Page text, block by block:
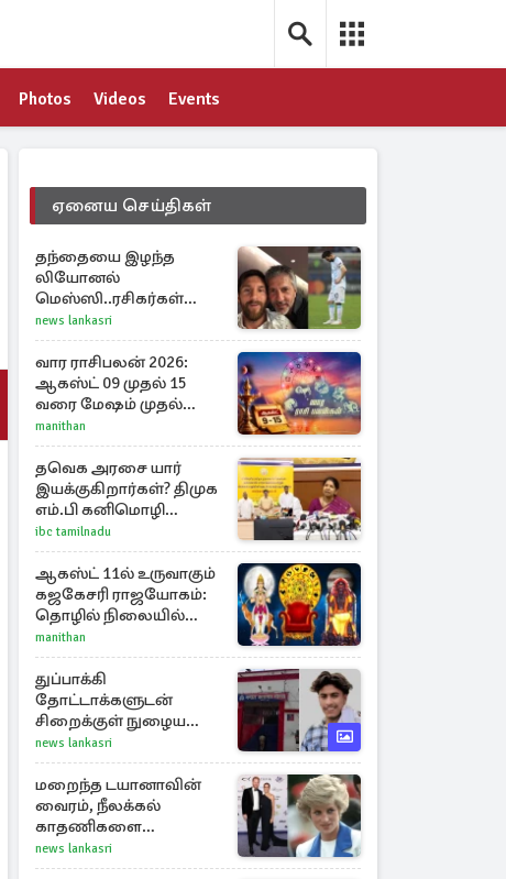
Photos Videos Events
ஏனைய செய்திகள்
தந்தையை இழந்த
லியோனல்
மெஸ்ஸி..ரசிகர்கள்
இரங்கல்
news lankasri
வார ராசிபலன் 2026:
ஆகஸ்ட் 09 முதல் 15
வரை மேஷம் முதல்
மீனம் வரை முழு
பலன்கள்
manithan
தவெக அரசை யார்
இயக்குகிறார்கள்? திமுக
எம்.பி கனிமொழி
கேள்வி
ibc tamilnadu
ஆகஸ்ட் 11ல் உருவாகும்
கஜகேசரி ராஜயோகம்:
தொழில் நிலையில்
அதிர்ஷ்டம் பெறும் 3
ராசிகள்!
manithan
துப்பாக்கி
தோட்டாக்களுடன்
சிறைக்குள் நுழைய
முயன்ற பள்ளிச் சிறுமி:
விசாரணையின் கூறிய
காரணம்
news lankasri
மறைந்த டயானாவின்
வைரம், நீலக்கல்
காதணிகளை
அணிந்திருந்த மேகன்
மார்க்கல்
news lankasri